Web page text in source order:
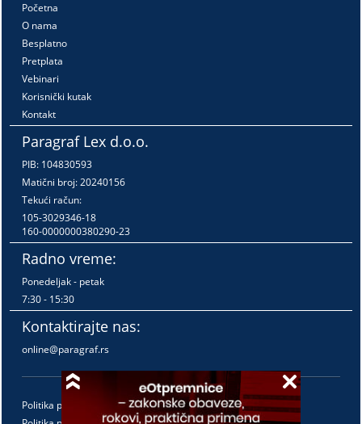
Početna
O nama
Besplatno
Pretplata
Vebinari
Korisnički kutak
Kontakt
Paragraf Lex d.o.o.
PIB: 104830593
Matični broj: 20240156
Tekući račun:
105-3029346-18
160-0000000380290-23
Radno vreme:
Ponedeljak - petak
7:30 - 15:30
Kontaktirajte nas:
online@paragraf.rs
Politika privatnosti